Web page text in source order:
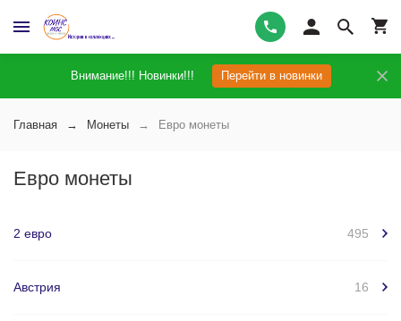
Внимание!!! Новинки!!! Перейти в новинки
Главная Монеты Евро монеты
Евро монеты
2 евро 495
Австрия 16